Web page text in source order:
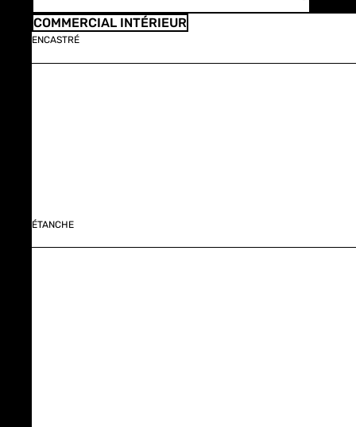
COMMERCIAL INTÉRIEUR
ENCASTRÉ
ÉTANCHE